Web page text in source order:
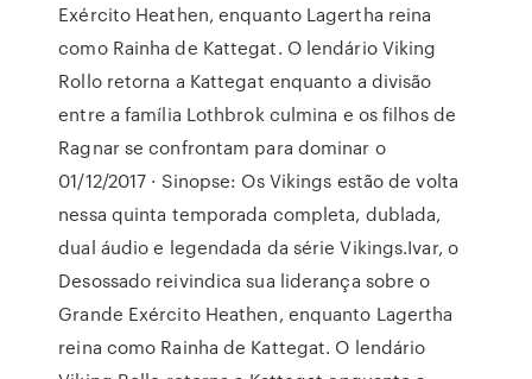
Exército Heathen, enquanto Lagertha reina
como Rainha de Kattegat. O lendário Viking
Rollo retorna a Kattegat enquanto a divisão
entre a família Lothbrok culmina e os filhos de
Ragnar se confrontam para dominar o
01/12/2017 · Sinopse: Os Vikings estão de volta
nessa quinta temporada completa, dublada,
dual áudio e legendada da série Vikings.Ivar, o
Desossado reivindica sua liderança sobre o
Grande Exército Heathen, enquanto Lagertha
reina como Rainha de Kattegat. O lendário